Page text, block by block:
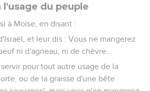
du peuple
à Moïse, en disant :
et leur dis : Vous ne mangerez
ni d'agneau, ni de chèvre.
pour tout autre usage de la
ou de la graisse d'une bête